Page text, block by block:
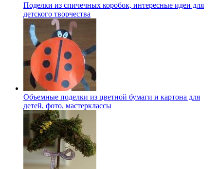
Поделки из спичечных коробок, интересные идеи для
детского творчества
Объемные поделки из цветной бумаги и картона для
детей, фото, мастерклассы